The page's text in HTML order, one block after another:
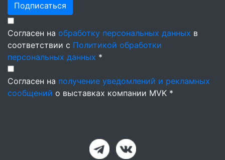
Подписаться
Согласен на обработку персональных данных в
соответствии с Политикой обработки
персональных данных *
Согласен на получение уведомлений и рекламных
сообщений о выставках компании MVK *